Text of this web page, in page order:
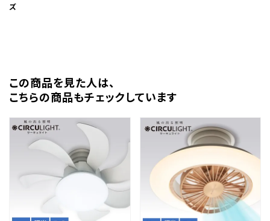
ズ
この商品を⾒た⼈は、
こちらの商品もチェックしています